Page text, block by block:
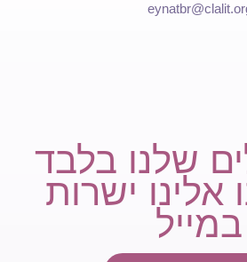
שלנו בלבד
אלינו ישרות
במייל